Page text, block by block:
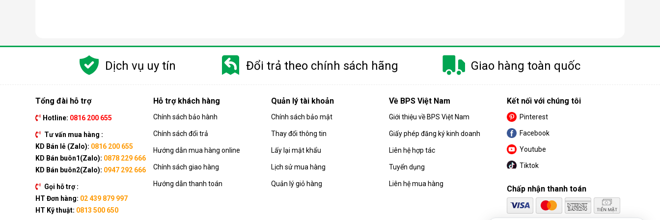
kèm như: Hẹn giờ, khóa trẻ em, remote, kết nối wifi,...
Ưu điểm vượt trội của điều hòa di động
Dịch vụ uy tín Đổi trả theo chính sách hãng Giao hàng toàn quốc
Tổng đài hỗ trợ
Hotline: 0816 200 655
Tư vấn mua hàng :
KD Bán lẻ (Zalo): 0816 200 655
KD Bán buôn1(Zalo): 0878 229 666
KD Bán buôn2(Zalo): 0947 292 666
Gọi hỗ trợ :
HT Đơn hàng: 02 439 879 997
HT Kỹ thuật: 0813 500 650
Hỗ trợ khách hàng
Chính sách bảo hành
Chính sách đổi trả
Hướng dẫn mua hàng online
Chính sách giao hàng
Hướng dẫn thanh toán
Quản lý tài khoản
Chính sách bảo mật
Thay đổi thông tin
Lấy lại mật khẩu
Lịch sử mua hàng
Quản lý giỏ hàng
Về BPS Việt Nam
Giới thiệu về BPS Việt Nam
Giấy phép đăng ký kinh doanh
Liên hệ hợp tác
Tuyển dụng
Liên hệ mua hàng
Kết nối với chúng tôi
Pinterest
Facebook
Youtube
Tiktok
Chấp nhận thanh toán